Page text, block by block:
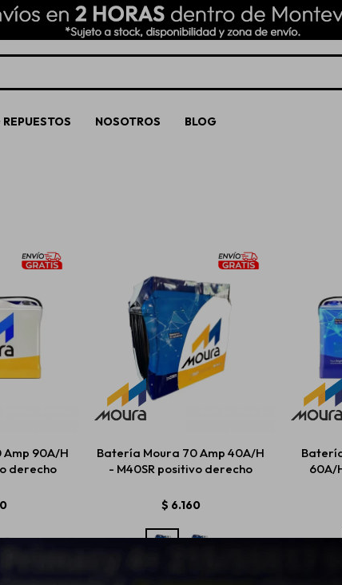
NOSOTROS BLOG
Amp 90A/H
derecho
Batería Moura 70 Amp 40A/H
- M40SR positivo derecho
$ 6.160
60A/